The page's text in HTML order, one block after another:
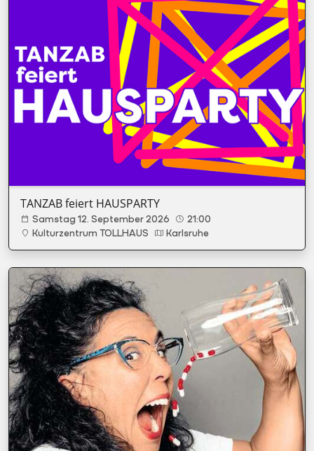
TANZAB feiert HAUSPARTY
Samstag 12. September 2026
21:00
Kulturzentrum TOLLHAUS
Karlsruhe